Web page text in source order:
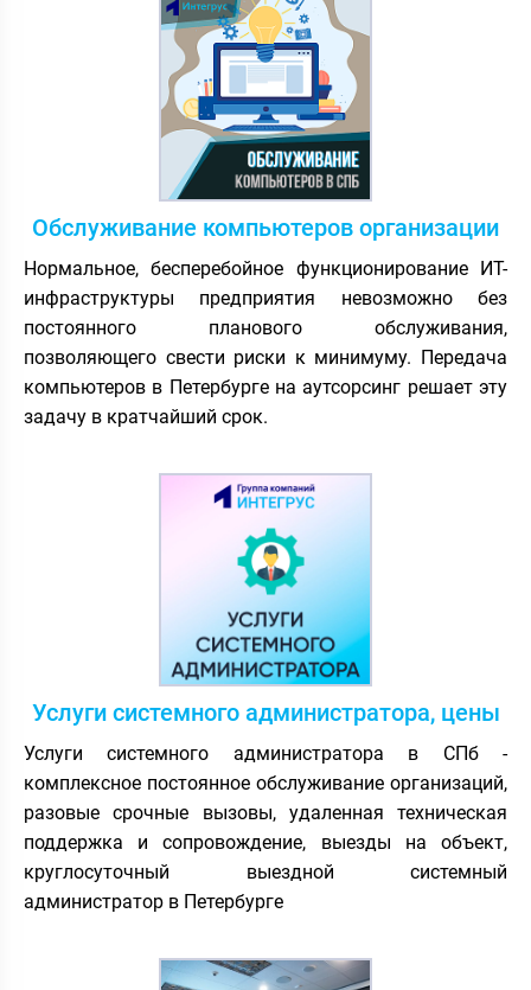
Обслуживание компьютеров организации
Нормальное, бесперебойное функционирование ИТ-
инфраструктуры предприятия невозможно без
постоянного планового обслуживания,
позволяющего свести риски к минимуму. Передача
компьютеров в Петербурге на аутсорсинг решает эту
задачу в кратчайший срок.
Услуги системного администратора, цены
Услуги системного администратора в СПб -
комплексное постоянное обслуживание организаций,
разовые срочные вызовы, удаленная техническая
поддержка и сопровождение, выезды на объект,
круглосуточный выездной системный
администратор в Петербурге